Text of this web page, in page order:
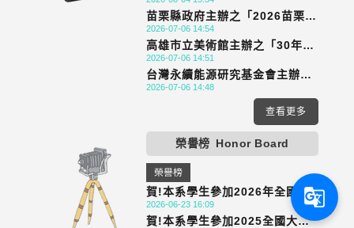
「#FindingTAIWAN_2.0」全
球徵片競賽 歡迎同學踴躍報名參
加
苗栗縣政府主辦之「2026苗栗國
際陶瓷競賽展（Miaoli
International Ceramics
Award，MICA 2026）」歡迎
同學踴躍報名參加
2026-07-06 14:54
高雄市立美術館主辦之「30年一
遇：高雄獎觀測論壇」 歡迎踴躍
報名參加
2026-07-06 14:51
台灣永續能源研究基金會主辦之
「2026第十屆台北金鵰微電影
展」歡迎同學踴躍報名參加
2026-07-06 14:48
查看更多
榮譽榜 Honor Board
榮譽榜
賀!本系學生參加2026年全國大
專生英語配音比賽 榮獲佳績
2026-06-23 16:09
賀!本系學生參加2025全國大專
g_translate